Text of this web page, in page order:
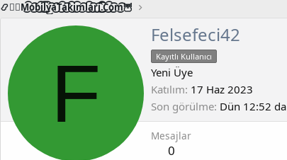
📿🧙‍♂️M͜͡o͜͡b͜͡i͜͡l͜͡y͜͡a͜͡T͜͡a͜͡k͜͡i͜͡m͜͡l͜͡a͜͡r͜͡i͜͡.͜͡C͜͡o͜͡m͜͡🦉
F
Felsefeci42
Kayıtlı Kullanıcı
Yeni Üye
Katılım 17 Haz 2023
Son görülme Dün 12:52 da
Mesajlar
0